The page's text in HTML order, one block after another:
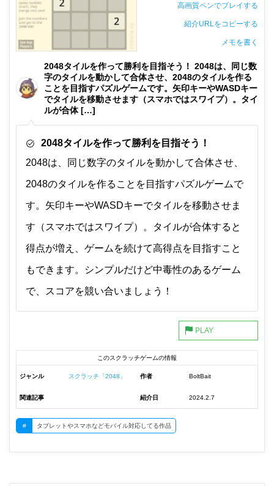
高画質ペンでプレイする
紹介URLをコピーする
メモを書く
2048タイルを作って勝利を目指そう！ 2048は、同じ数
字のタイルを動かして合体させ、2048のタイルを作る
ことを目指すパズルゲームです。矢印キーやWASDキー
でタイルを移動させます（スマホではスワイプ）。タイ
ルが合体 […]
2048タイルを作って勝利を目指そう！
2048は、同じ数字のタイルを動かして合体させ、
2048のタイルを作ることを目指すパズルゲームで
す。矢印キーやWASDキーでタイルを移動させま
す（スマホではスワイプ）。タイルが合体すると
得点が増え、ゲームを続けて高得点を目指すこと
もできます。シンプルだけど中毒性のあるゲーム
で、スコアを競い合いましょう！
このスクラッチゲームの情報
ジャンル スクラッチ「2048」 作者 BoltBait
関連記事 紹介日 2024.2.7
# タブレットやスマホなどモバイル対応してる作品